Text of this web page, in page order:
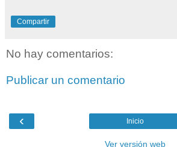
Compartir
No hay comentarios:
Publicar un comentario
‹ Inicio
Ver versión web